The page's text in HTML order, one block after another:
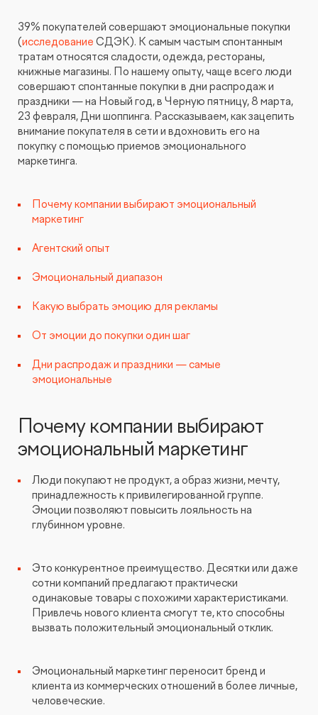
UX-тестирование интернет-магазинов, сайтов
и приложений с респондентами
Глубинные интервью с аудиторией
Создание AI-креативов
Правовой аудит сайта
Оптимизация скорости загрузки сайта
Интеграция и поддержка умного поиска SearchBooster
Видеопродакшн
ПРЕДЛОЖЕНИЕ ДЛЯ
БЕЛАРУСИ
СЛОВАРЬ ТЕРМИНОВ
РЕФЕРАЛЬНАЯ ПРОГРАММА
39% покупателей совершают эмоциональные покупки
(исследование СДЭК). К самым частым спонтанным
тратам относятся сладости, одежда, рестораны,
книжные магазины. По нашему опыту, чаще всего люди
совершают спонтанные покупки в дни распродаж и
праздники — на Новый год, в Черную пятницу, 8 марта,
23 февраля, Дни шоппинга. Рассказываем, как зацепить
внимание покупателя в сети и вдохновить его на
покупку с помощью приемов эмоционального
маркетинга.
Почему компании выбирают эмоциональный
маркетинг
Агентский опыт
Эмоциональный диапазон
Какую выбрать эмоцию для рекламы
От эмоции до покупки один шаг
Дни распродаж и праздники — самые
эмоциональные
Почему компании выбирают
эмоциональный маркетинг
Люди покупают не продукт, а образ жизни, мечту,
принадлежность к привилегированной группе.
Эмоции позволяют повысить лояльность на
глубинном уровне.
Это конкурентное преимущество. Десятки или даже
сотни компаний предлагают практически
одинаковые товары с похожими характеристиками.
Привлечь нового клиента смогут те, кто способны
вызвать положительный эмоциональный отклик.
Эмоциональный маркетинг переносит бренд и
клиента из коммерческих отношений в более личные,
человеческие.